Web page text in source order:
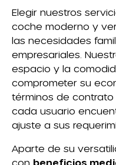
Elegir nuestros
coche moderno y
las necesidades
empresariales.
espacio y la
comprometer su
términos de
cada usuario
ajuste a sus
Aparte de su
con beneficios